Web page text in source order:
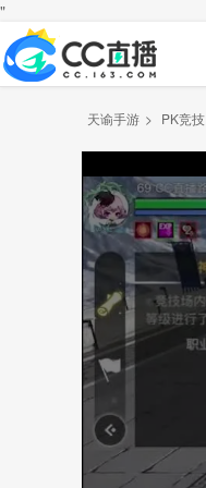
"
天谕手游 > PK竞技